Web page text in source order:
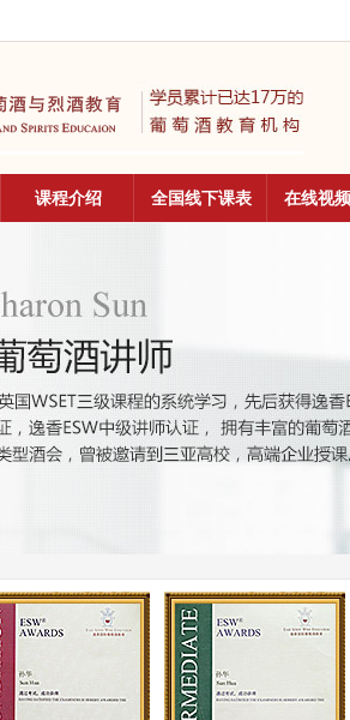
课程介绍 全国线下课表 在线视